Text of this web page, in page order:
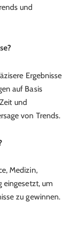
und
Ergebnisse
auf Basis
und
von Trends.
Medizin,
eingesetzt, um
zu gewinnen.